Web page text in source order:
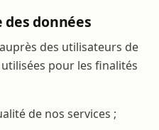
données
des utilisateurs de
pour les finalités
de nos services ;